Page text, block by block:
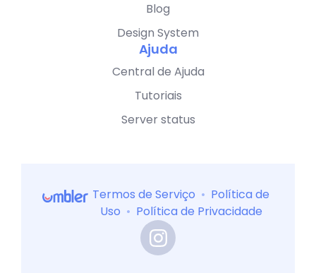
Blog
Design System
Ajuda
Central de Ajuda
Tutoriais
Server status
Termos de Serviço • Política de
Uso • Política de Privacidade